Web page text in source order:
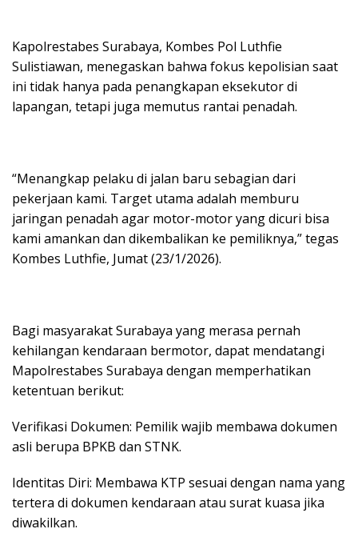
Kapolrestabes Surabaya, Kombes Pol Luthfie
Sulistiawan, menegaskan bahwa fokus kepolisian saat
ini tidak hanya pada penangkapan eksekutor di
lapangan, tetapi juga memutus rantai penadah.
“Menangkap pelaku di jalan baru sebagian dari
pekerjaan kami. Target utama adalah memburu
jaringan penadah agar motor-motor yang dicuri bisa
kami amankan dan dikembalikan ke pemiliknya,” tegas
Kombes Luthfie, Jumat (23/1/2026).
Bagi masyarakat Surabaya yang merasa pernah
kehilangan kendaraan bermotor, dapat mendatangi
Mapolrestabes Surabaya dengan memperhatikan
ketentuan berikut:
Verifikasi Dokumen: Pemilik wajib membawa dokumen
asli berupa BPKB dan STNK.
Identitas Diri: Membawa KTP sesuai dengan nama yang
tertera di dokumen kendaraan atau surat kuasa jika
diwakilkan.